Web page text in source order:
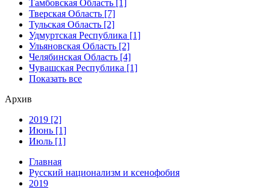
Тамбовская Область [1]
Тверская Область [7]
Тульская Область [2]
Удмуртская Республика [1]
Ульяновская Область [2]
Челябинская Область [4]
Чувашская Республика [1]
Показать все
Архив
2019 [2]
Июнь [1]
Июль [1]
Главная
Русский национализм и ксенофобия
2019